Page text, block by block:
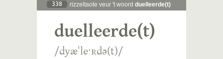
338 rizzeltaote veur 't woord duelleerde(t)
duelleerde(t)
/dyæˈleˑʀdə(t)/